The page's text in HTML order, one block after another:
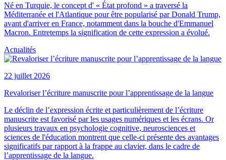
Né en Turquie, le concept d' « État profond » a traversé la
Méditerranée et l'Atlantique pour être popularisé par Donald Trump,
avant d'arriver en France, notamment dans la bouche d'Emmanuel
Macron. Entretemps la signification de cette expression a évolué.
Actualités
22 juillet 2026
Revaloriser l’écriture manuscrite pour l’apprentissage de la langue
Le déclin de l’expression écrite et particulièrement de l’écriture
manuscrite est favorisé par les usages numériques et les écrans. Or
plusieurs travaux en psychologie cognitive, neurosciences et
sciences de l'éducation montrent que celle-ci présente des avantages
significatifs par rapport à la frappe au clavier, dans le cadre de
l’apprentissage de la langue.